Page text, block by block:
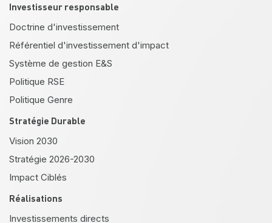
Investisseur responsable
Doctrine d'investissement
Référentiel d'investissement d'impact
Système de gestion E&S
Politique RSE
Politique Genre
Stratégie Durable
Vision 2030
Stratégie 2026-2030
Impact Ciblés
Réalisations
Investissements directs